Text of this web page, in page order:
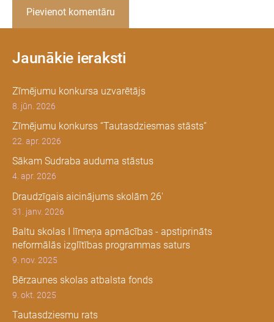
Jaunākie ieraksti
Zīmējumu konkursa uzvarētājs
8. jūn. 2026
Zīmējumu konkurss “Tautasdziesmas stāsts”
22. apr. 2026
Sākam Sudraba auduma stāstus
4. apr. 2026
Draudzīgais aicinājums skolām 26'
31. janv. 2026
Baltu skolas I līmeņa apmācības - apstiprināts
neformālās izglītības programmas saturs
9. nov. 2025
Bērzaunes skolas atbalsta fonds
9. okt. 2025
Tautasdziesmu rats